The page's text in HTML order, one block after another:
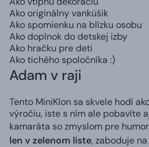
Ako originálny vankúšik
Ako spomienku na blízku osobu
Ako doplnok do detskej izby
Ako hračku pre deti
Ako tichého spoločníka :)
Adam v raji
Tento MiniKlon sa skvele hodí
výročiu, iste s ním ale pobavíte
kamaráta so zmyslom pre
len v zelenom liste, zaboduje